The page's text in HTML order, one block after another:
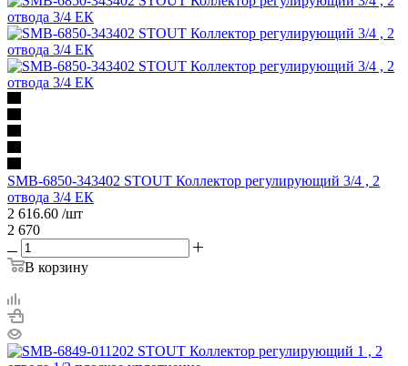
SMB-6850-343402 STOUT Коллектор регулирующий 3/4 , 2
отвода 3/4 ЕК
2 616.60 /шт
2 670
В корзину